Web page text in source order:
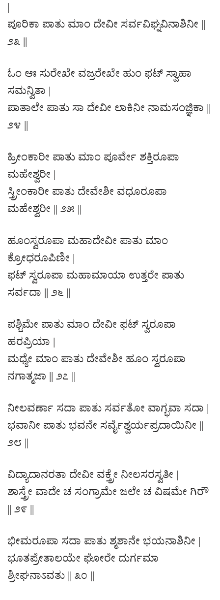
|
ಪೂರಿಕಾ ಪಾತು ಮಾಂ ದೇವೀ ಸರ್ವವಿಘ್ನವಿನಾಶಿನೀ ||
೨೩ ||
ಓಂ ಆಃ ಸುರೇಖೇ ವಜ್ರರೇಖೇ ಹುಂ ಫಟ್ ಸ್ವಾಹಾ
ಸಮನ್ವಿತಾ |
ಪಾತಾಲೇ ಪಾತು ಸಾ ದೇವೀ ಲಾಕಿನೀ ನಾಮಸಂಜ್ಞಿಕಾ ||
೨೪ ||
ಹ್ರೀಂಕಾರೀ ಪಾತು ಮಾಂ ಪೂರ್ವೇ ಶಕ್ತಿರೂಪಾ
ಮಹೇಶ್ವರೀ |
ಸ್ತ್ರೀಂಕಾರೀ ಪಾತು ದೇವೇಶೀ ವಧೂರೂಪಾ
ಮಹೇಶ್ವರೀ || ೨೫ ||
ಹೂಂಸ್ವರೂಪಾ ಮಹಾದೇವೀ ಪಾತು ಮಾಂ
ಕ್ರೋಧರೂಪಿಣೀ |
ಫಟ್ ಸ್ವರೂಪಾ ಮಹಾಮಾಯಾ ಉತ್ತರೇ ಪಾತು
ಸರ್ವದಾ || ೨೬ ||
ಪಶ್ಚಿಮೇ ಪಾತು ಮಾಂ ದೇವೀ ಫಟ್ ಸ್ವರೂಪಾ
ಹರಪ್ರಿಯಾ |
ಮಧ್ಯೇ ಮಾಂ ಪಾತು ದೇವೇಶೀ ಹೂಂ ಸ್ವರೂಪಾ
ನಗಾತ್ಮಜಾ || ೨೭ ||
ನೀಲವರ್ಣಾ ಸದಾ ಪಾತು ಸರ್ವತೋ ವಾಗ್ಭವಾ ಸದಾ |
ಭವಾನೀ ಪಾತು ಭವನೇ ಸರ್ವೈಶ್ವರ್ಯಪ್ರದಾಯಿನೀ ||
೨೮ ||
ವಿದ್ಯಾದಾನರತಾ ದೇವೀ ವಕ್ತ್ರೇ ನೀಲಸರಸ್ವತೀ |
ಶಾಸ್ತ್ರೇ ವಾದೇ ಚ ಸಂಗ್ರಾಮೇ ಜಲೇ ಚ ವಿಷಮೇ ಗಿರೌ
|| ೨೯ ||
ಭೀಮರೂಪಾ ಸದಾ ಪಾತು ಶ್ಮಶಾನೇ ಭಯನಾಶಿನೀ |
ಭೂತಪ್ರೇತಾಲಯೇ ಘೋರೇ ದುರ್ಗಮಾ
ಶ್ರೀಘನಾಽವತು || ೩೦ ||